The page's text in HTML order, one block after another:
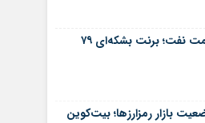
سقوط قیمت نفت؛ برنت بشکه‌ای ۷۹
بازار رمزارزها؛ بیت‌کوین